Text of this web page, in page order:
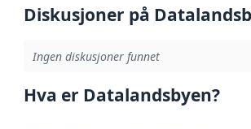
Diskusjoner på
Ingen diskusjoner funnet
Hva er Datalandsbyen?